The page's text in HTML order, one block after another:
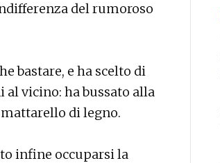
del rumoroso
bastare, e ha scelto di
vicino: ha bussato alla
di legno.
infine occuparsi la